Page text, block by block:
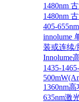
1480nm
1480nm
405-
innolume
装或连续/
Innolume
1435-
1360nm
635nm激